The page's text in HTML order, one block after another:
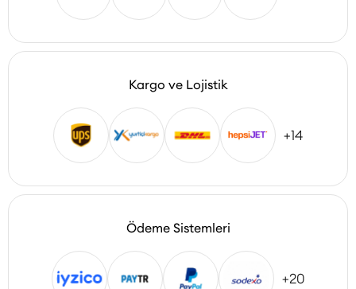
Kargo ve Lojistik
+14
Ödeme Sistemleri
+20